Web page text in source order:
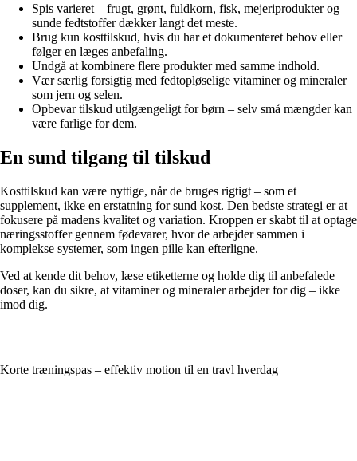
Spis varieret – frugt, grønt, fuldkorn, fisk, mejeriprodukter og
sunde fedtstoffer dækker langt det meste.
Brug kun kosttilskud, hvis du har et dokumenteret behov eller
følger en læges anbefaling.
Undgå at kombinere flere produkter med samme indhold.
Vær særlig forsigtig med fedtopløselige vitaminer og mineraler
som jern og selen.
Opbevar tilskud utilgængeligt for børn – selv små mængder kan
være farlige for dem.
En sund tilgang til tilskud
Kosttilskud kan være nyttige, når de bruges rigtigt – som et
supplement, ikke en erstatning for sund kost. Den bedste strategi er at
fokusere på madens kvalitet og variation. Kroppen er skabt til at optage
næringsstoffer gennem fødevarer, hvor de arbejder sammen i
komplekse systemer, som ingen pille kan efterligne.
Ved at kende dit behov, læse etiketterne og holde dig til anbefalede
doser, kan du sikre, at vitaminer og mineraler arbejder for dig – ikke
imod dig.
Korte træningspas – effektiv motion til en travl hverdag